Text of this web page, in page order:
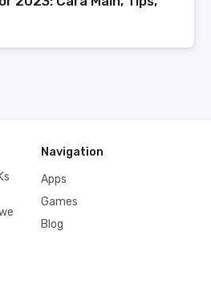
Navigation
Apps
Games
Blog